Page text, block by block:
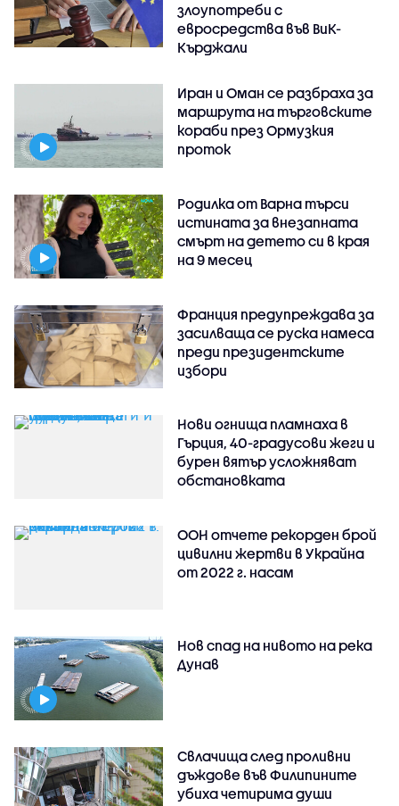
злоупотреби с
евросредства във ВиК-
Кърджали
Иран и Оман се разбраха за
маршрута на търговските
кораби през Ормузкия
проток
Родилка от Варна търси
истината за внезапната
смърт на детето си в края
на 9 месец
Франция предупреждава за
засилваща се руска намеса
преди президентските
избори
Нови огнища пламнаха в
Гърция, 40-градусови жеги и
бурен вятър усложняват
обстановката
ООН отчете рекорден брой
цивилни жертви в Украйна
от 2022 г. насам
Нов спад на нивото на река
Дунав
Свлачища след проливни
дъждове във Филипините
убиха четирима души